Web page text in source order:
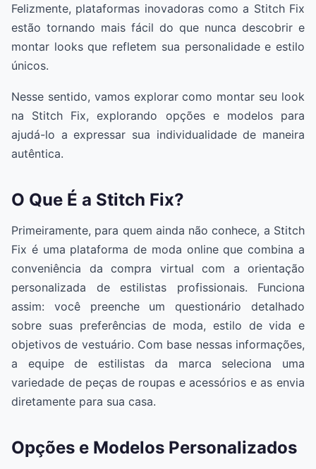
Felizmente, plataformas inovadoras como a Stitch Fix
estão tornando mais fácil do que nunca descobrir e
montar looks que refletem sua personalidade e estilo
únicos.
Nesse sentido, vamos explorar como montar seu look
na Stitch Fix, explorando opções e modelos para
ajudá-lo a expressar sua individualidade de maneira
autêntica.
O Que É a Stitch Fix?
Primeiramente, para quem ainda não conhece, a Stitch
Fix é uma plataforma de moda online que combina a
conveniência da compra virtual com a orientação
personalizada de estilistas profissionais. Funciona
assim: você preenche um questionário detalhado
sobre suas preferências de moda, estilo de vida e
objetivos de vestuário. Com base nessas informações,
a equipe de estilistas da marca seleciona uma
variedade de peças de roupas e acessórios e as envia
diretamente para sua casa.
Opções e Modelos Personalizados